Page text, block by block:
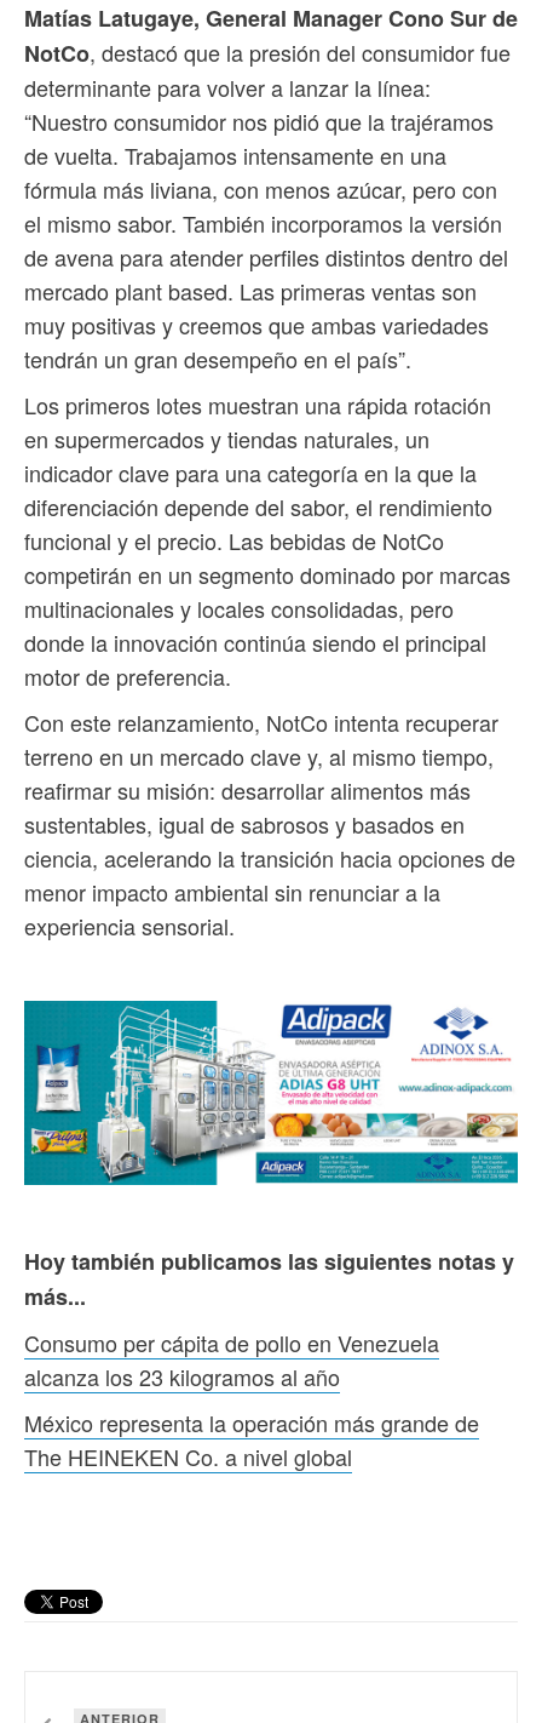
Matías Latugaye, General Manager Cono Sur de
NotCo, destacó que la presión del consumidor fue
determinante para volver a lanzar la línea:
“Nuestro consumidor nos pidió que la trajéramos
de vuelta. Trabajamos intensamente en una
fórmula más liviana, con menos azúcar, pero con
el mismo sabor. También incorporamos la versión
de avena para atender perfiles distintos dentro del
mercado plant based. Las primeras ventas son
muy positivas y creemos que ambas variedades
tendrán un gran desempeño en el país”.
Los primeros lotes muestran una rápida rotación
en supermercados y tiendas naturales, un
indicador clave para una categoría en la que la
diferenciación depende del sabor, el rendimiento
funcional y el precio. Las bebidas de NotCo
competirán en un segmento dominado por marcas
multinacionales y locales consolidadas, pero
donde la innovación continúa siendo el principal
motor de preferencia.
Con este relanzamiento, NotCo intenta recuperar
terreno en un mercado clave y, al mismo tiempo,
reafirmar su misión: desarrollar alimentos más
sustentables, igual de sabrosos y basados en
ciencia, acelerando la transición hacia opciones de
menor impacto ambiental sin renunciar a la
experiencia sensorial.
Hoy también publicamos las siguientes notas y
más...
Consumo per cápita de pollo en Venezuela
alcanza los 23 kilogramos al año
México representa la operación más grande de
The HEINEKEN Co. a nivel global
ANTERIOR